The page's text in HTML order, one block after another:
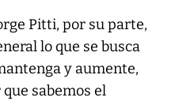
Pitti, por su parte,
lo que se busca
y aumente,
sabemos el